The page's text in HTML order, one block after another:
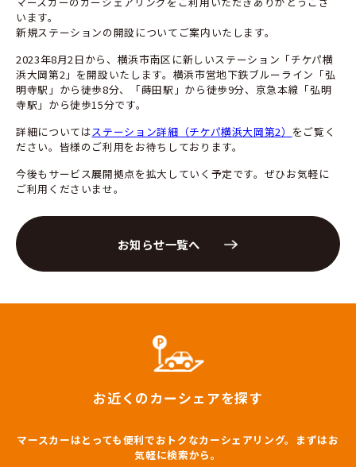
います。
新規ステーションの開設についてご案内いたします。
2023年8月2日から、横浜市南区に新しいステーション「チケパ横
浜大岡第2」を開設いたします。横浜市営地下鉄ブルーライン「弘
明寺駅」から徒歩8分、「蒔田駅」から徒歩9分、京急本線「弘明
寺駅」から徒歩15分です。
詳細についてはステーション詳細（チケパ横浜大岡第2） をご覧く
ださい。皆様のご利用をお待ちしております。
今後もサービス展開拠点を拡大していく予定です。ぜひお気軽に
ご利用くださいませ。
お知らせ一覧へ
お近くのカーシェアを探す
マースカーはとっても便利でおトクなカーシェアリング。まずはお
気軽に検索から。